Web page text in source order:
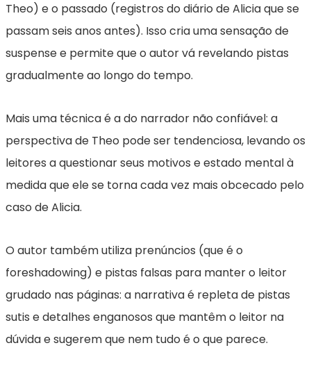
Theo) e o passado (registros do diário de Alicia que se
passam seis anos antes). Isso cria uma sensação de
suspense e permite que o autor vá revelando pistas
gradualmente ao longo do tempo.
Mais uma técnica é a do narrador não confiável: a
perspectiva de Theo pode ser tendenciosa, levando os
leitores a questionar seus motivos e estado mental à
medida que ele se torna cada vez mais obcecado pelo
caso de Alicia.
O autor também utiliza prenúncios (que é o
foreshadowing) e pistas falsas para manter o leitor
grudado nas páginas: a narrativa é repleta de pistas
sutis e detalhes enganosos que mantêm o leitor na
dúvida e sugerem que nem tudo é o que parece.